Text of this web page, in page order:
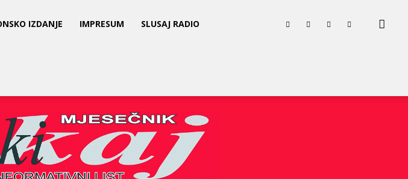
IZDANJE IMPRESUM SLUSAJ RADIO